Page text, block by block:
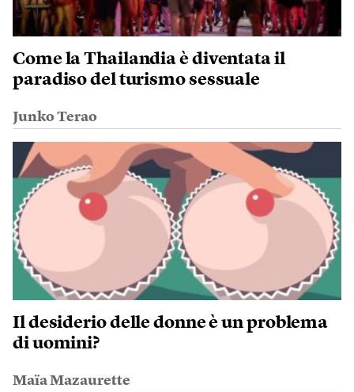
Come la Thailandia è diventata il
paradiso del turismo sessuale
Junko Terao
Il desiderio delle donne è un problema
di uomini?
Maïa Mazaurette